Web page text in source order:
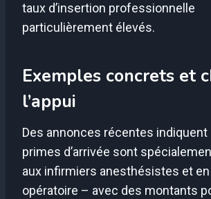
taux d’insertion professionnelle
particulièrement élevés.
Exemples concrets et
l’appui
Des annonces récentes indiquent
primes d’arrivée sont
aux infirmiers anesthésistes et
opératoire – avec des montants